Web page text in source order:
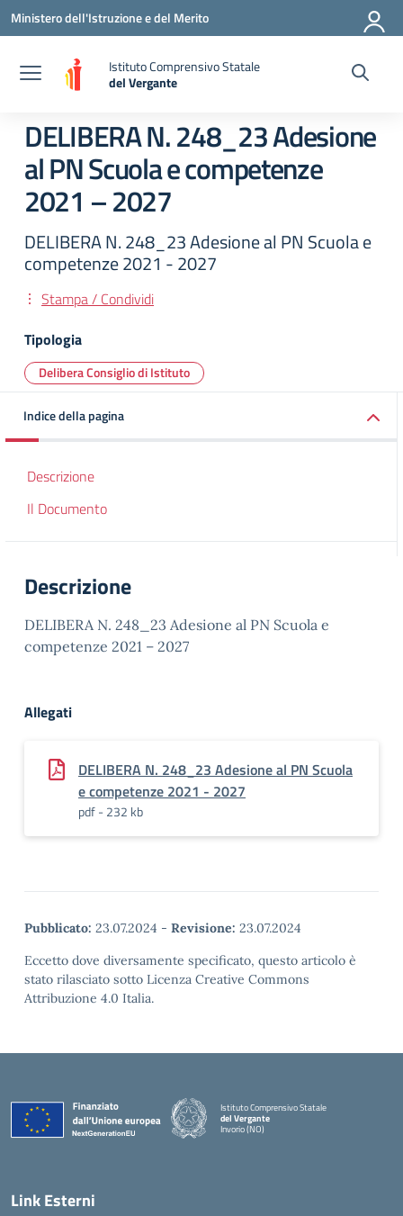
Vai ai contenuti
Vai al menu di navigazione
Vai al footer
Ministero dell'Istruzione e del Merito
Istituto Comprensivo Statale
del Vergante
— Visita la pagina iniziale della scuola
DELIBERA N. 248_23 Adesione
al PN Scuola e competenze
2021 – 2027
DELIBERA N. 248_23 Adesione al PN Scuola e
competenze 2021 - 2027
Stampa / Condividi
Tipologia
Delibera Consiglio di Istituto
Indice della pagina
Descrizione
Il Documento
Descrizione
DELIBERA N. 248_23 Adesione al PN Scuola e
competenze 2021 – 2027
Allegati
DELIBERA N. 248_23 Adesione al PN Scuola
e competenze 2021 - 2027
pdf - 232 kb
Pubblicato: 23.07.2024 - Revisione: 23.07.2024
Eccetto dove diversamente specificato, questo articolo è
stato rilasciato sotto Licenza Creative Commons
Attribuzione 4.0 Italia.
Istituto Comprensivo Statale
del Vergante
Invorio (NO)
Link Esterni